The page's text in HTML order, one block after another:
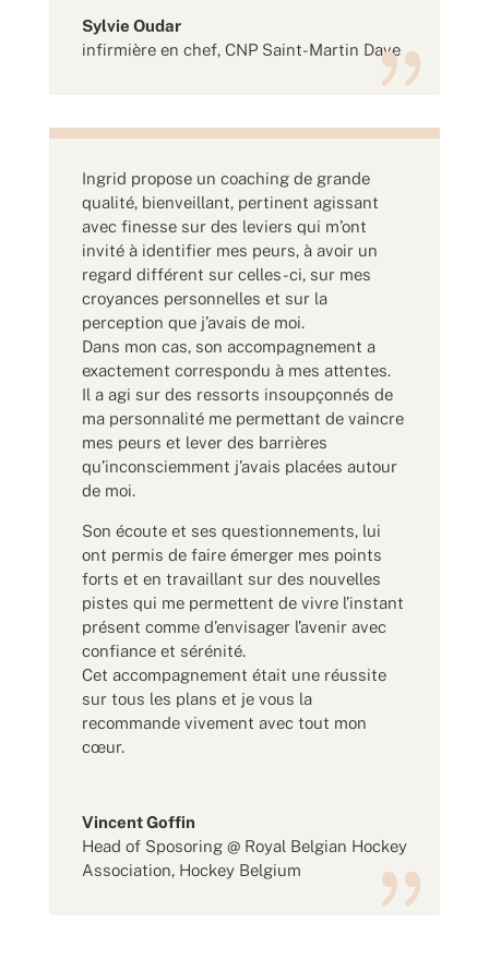
Sylvie Oudar
infirmière en chef, CNP Saint-Martin Dave
Ingrid propose un coaching de grande
qualité, bienveillant, pertinent agissant
avec finesse sur des leviers qui m’ont
invité à identifier mes peurs, à avoir un
regard différent sur celles-ci, sur mes
croyances personnelles et sur la
perception que j’avais de moi.
Dans mon cas, son accompagnement a
exactement correspondu à mes attentes.
Il a agi sur des ressorts insoupçonnés de
ma personnalité me permettant de vaincre
mes peurs et lever des barrières
qu’inconsciemment j’avais placées autour
de moi.
Son écoute et ses questionnements, lui
ont permis de faire émerger mes points
forts et en travaillant sur des nouvelles
pistes qui me permettent de vivre l’instant
présent comme d’envisager l’avenir avec
confiance et sérénité.
Cet accompagnement était une réussite
sur tous les plans et je vous la
recommande vivement avec tout mon
cœur.
Vincent Goffin
Head of Sposoring @ Royal Belgian Hockey
Association, Hockey Belgium